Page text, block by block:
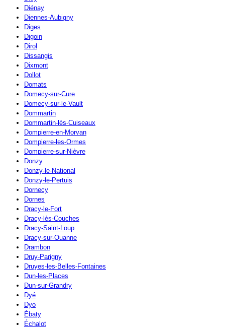
Diénay
Diennes-Aubigny
Diges
Digoin
Dirol
Dissangis
Dixmont
Dollot
Domats
Domecy-sur-Cure
Domecy-sur-le-Vault
Dommartin
Dommartin-lès-Cuiseaux
Dompierre-en-Morvan
Dompierre-les-Ormes
Dompierre-sur-Nièvre
Donzy
Donzy-le-National
Donzy-le-Pertuis
Dornecy
Dornes
Dracy-le-Fort
Dracy-lès-Couches
Dracy-Saint-Loup
Dracy-sur-Ouanne
Drambon
Druy-Parigny
Druyes-les-Belles-Fontaines
Dun-les-Places
Dun-sur-Grandry
Dyé
Dyo
Ébaty
Échalot